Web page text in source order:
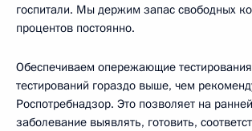
госпитали. Мы держим запас свободных
процентов постоянно.
Обеспечиваем опережающие
тестирований гораздо выше, чем
Роспотребнадзор. Это позволяет на
заболевание выявлять, готовить,